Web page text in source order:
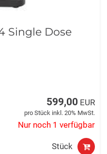
Single Dose
599,00 EUR
pro Stück inkl. 20% MwSt.
Nur noch 1 verfügbar
Stück